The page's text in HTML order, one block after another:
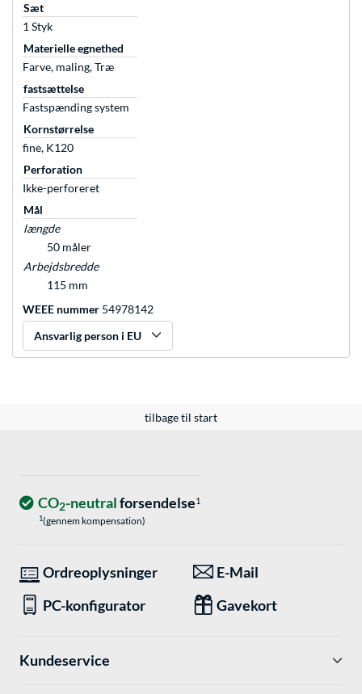
Sæt
1 Styk
Materielle egnethed
Farve, maling, Træ
fastsættelse
Fastspænding system
Kornstørrelse
fine, K120
Perforation
Ikke-perforeret
Mål
længde
50 måler
Arbejdsbredde
115 mm
WEEE nummer 54978142
Ansvarlig person i EU
tilbage til start
CO2-neutralforsendelse1
1(gennem kompensation)
Ordreoplysninger
E-Mail
PC-konfigurator
Gavekort
Kundeservice